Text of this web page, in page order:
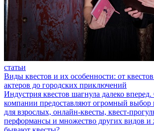
статьи
Виды квестов и их особенности: от
актеров до городских приключений
Индустрия квестов шагнула далеко
компании предоставляют огромный выбор
для взрослых, онлайн-квесты, квест-
перформансы и множество других видов